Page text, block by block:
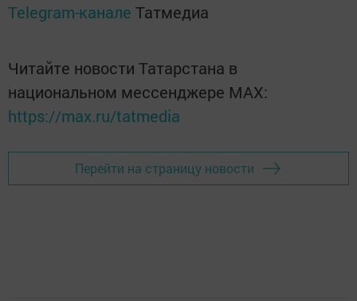
Telegram-канале Татмедиа
Читайте новости Татарстана в
национальном мессенджере MАХ:
https://max.ru/tatmedia
Перейти на страницу новости